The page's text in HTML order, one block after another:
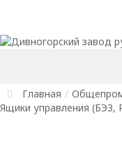
Главная /
Ящики управления